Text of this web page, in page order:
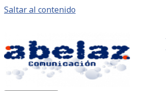
Saltar al contenido